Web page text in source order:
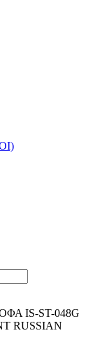
IS-ST-048G
RUSSIAN